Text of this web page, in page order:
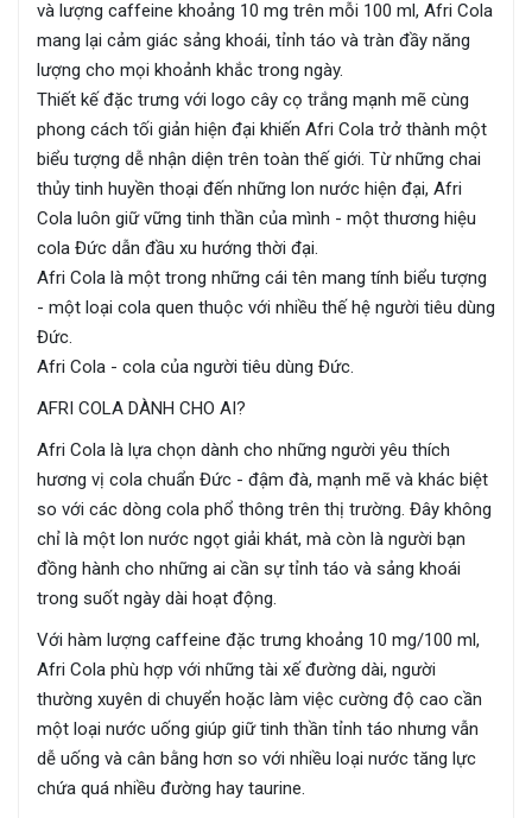
và lượng caffeine khoảng 10 mg trên mỗi 100 ml, Afri Cola
mang lại cảm giác sảng khoái, tỉnh táo và tràn đầy năng
lượng cho mọi khoảnh khắc trong ngày.
Thiết kế đặc trưng với logo cây cọ trắng mạnh mẽ cùng
phong cách tối giản hiện đại khiến Afri Cola trở thành một
biểu tượng dễ nhận diện trên toàn thế giới. Từ những chai
thủy tinh huyền thoại đến những lon nước hiện đại, Afri
Cola luôn giữ vững tinh thần của mình - một thương hiệu
cola Đức dẫn đầu xu hướng thời đại.
Afri Cola là một trong những cái tên mang tính biểu tượng
- một loại cola quen thuộc với nhiều thế hệ người tiêu dùng
Đức.
Afri Cola - cola của người tiêu dùng Đức.
AFRI COLA DÀNH CHO AI?
Afri Cola là lựa chọn dành cho những người yêu thích
hương vị cola chuẩn Đức - đậm đà, mạnh mẽ và khác biệt
so với các dòng cola phổ thông trên thị trường. Đây không
chỉ là một lon nước ngọt giải khát, mà còn là người bạn
đồng hành cho những ai cần sự tỉnh táo và sảng khoái
trong suốt ngày dài hoạt động.
Với hàm lượng caffeine đặc trưng khoảng 10 mg/100 ml,
Afri Cola phù hợp với những tài xế đường dài, người
thường xuyên di chuyển hoặc làm việc cường độ cao cần
một loại nước uống giúp giữ tinh thần tỉnh táo nhưng vẫn
dễ uống và cân bằng hơn so với nhiều loại nước tăng lực
chứa quá nhiều đường hay taurine.